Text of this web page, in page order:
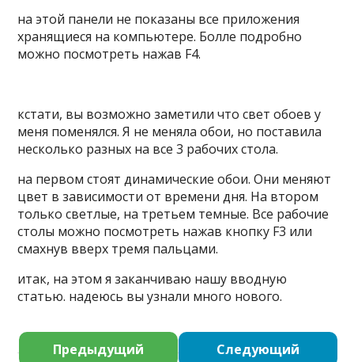
на этой панели не показаны все приложения
хранящиеся на компьютере. Болле подробно
можно посмотреть нажав F4.
кстати, вы возможно заметили что свет обоев у
меня поменялся. Я не меняла обои, но поставила
несколько разных на все 3 рабочих стола.
на первом стоят динамические обои. Они меняют
цвет в зависимости от времени дня. На втором
только светлые, на третьем темные. Все рабочие
столы можно посмотреть нажав кнопку F3 или
смахнув вверх тремя пальцами.
итак, на этом я заканчиваю нашу вводную
статью. надеюсь вы узнали много нового.
Предыдущий Следующий